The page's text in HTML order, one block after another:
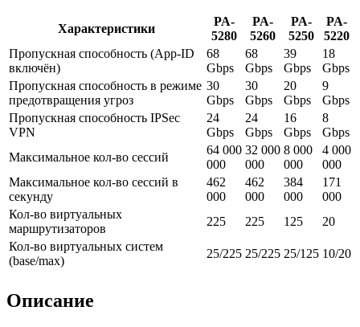
Характеристики
PA-
5280
PA-
5260
PA-
5250
PA-
5220
Пропускная способность (App-ID
включён)
68
Gbps
68
Gbps
39
Gbps
18
Gbps
Пропускная способность в режиме
предотвращения угроз
30
Gbps
30
Gbps
20
Gbps
9
Gbps
Пропускная способность IPSec
VPN
24
Gbps
24
Gbps
16
Gbps
8
Gbps
Максимальное кол-во сессий
64 000
000
32 000
000
8 000
000
4 000
000
Максимальное кол-во сессий в
секунду
462
000
462
000
384
000
171
000
Кол-во виртуальных
маршрутизаторов
225 225 125
20
Кол-во виртуальных систем
(base/max)
25/225 25/225 25/125 10/20
Описание